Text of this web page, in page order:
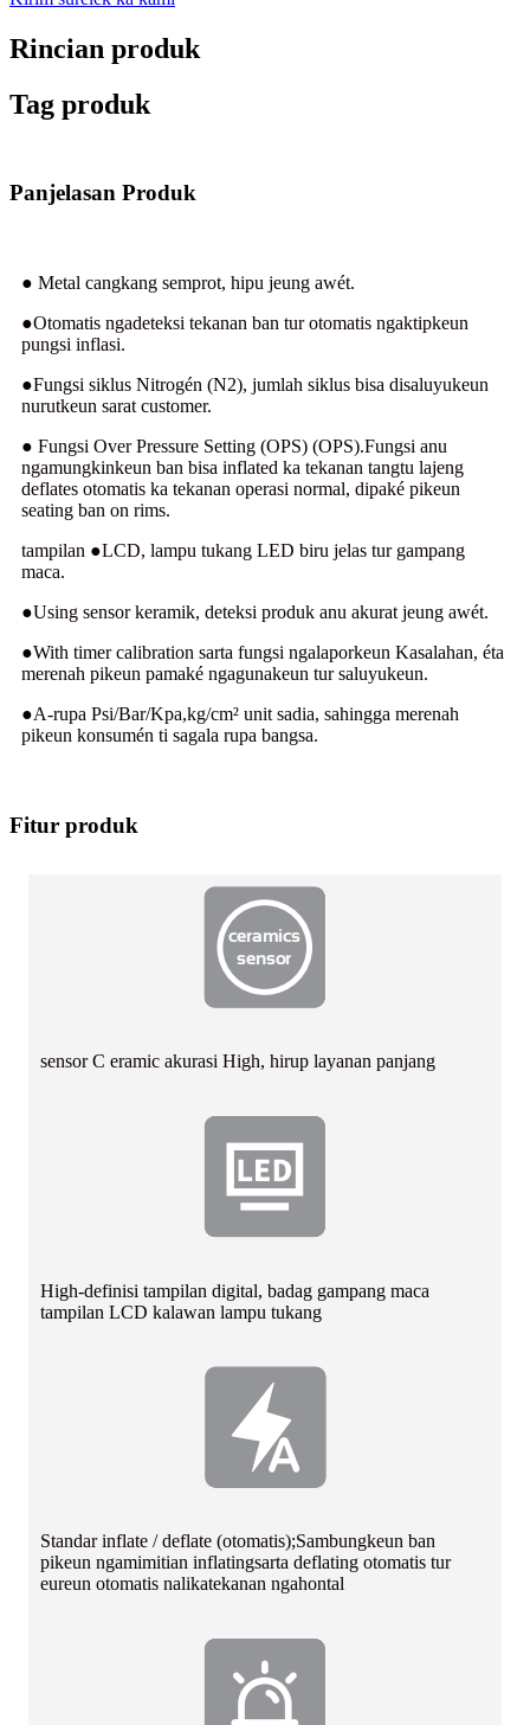
Rincian produk
Tag produk
Panjelasan Produk
● Metal cangkang semprot, hipu jeung awét.
●Otomatis ngadeteksi tekanan ban tur otomatis ngaktipkeun
pungsi inflasi.
●Fungsi siklus Nitrogén (N2), jumlah siklus bisa disaluyukeun
nurutkeun sarat customer.
● Fungsi Over Pressure Setting (OPS) (OPS).Fungsi anu
ngamungkinkeun ban bisa inflated ka tekanan tangtu lajeng
deflates otomatis ka tekanan operasi normal, dipaké pikeun
seating ban on rims.
tampilan ●LCD, lampu tukang LED biru jelas tur gampang
maca.
●Using sensor keramik, deteksi produk anu akurat jeung awét.
●With timer calibration sarta fungsi ngalaporkeun Kasalahan, éta
merenah pikeun pamaké ngagunakeun tur saluyukeun.
●A-rupa Psi/Bar/Kpa,kg/cm² unit sadia, sahingga merenah
pikeun konsumén ti sagala rupa bangsa.
Fitur produk
sensor C eramic akurasi High, hirup layanan panjang
High-definisi tampilan digital, badag gampang maca
tampilan LCD kalawan lampu tukang
Standar inflate / deflate (otomatis);Sambungkeun ban
pikeun ngamimitian inflatingsarta deflating otomatis tur
eureun otomatis nalikatekanan ngahontal